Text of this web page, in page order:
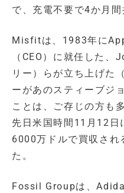
で、充電不要で4か月間
Misfitは、1983年に
（CEO）に就任した
リー）らが立ち上げた
ーがあのスティーブジ
ことは、ご存じの方も
先日米国時間11月12
6000万ドルで買収され
た。
Fossil Groupは、